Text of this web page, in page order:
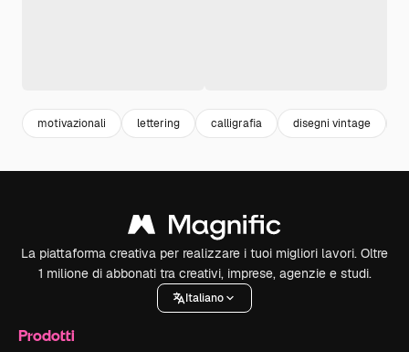
motivazionali lettering calligrafia disegni vintage
La piattaforma creativa per realizzare i tuoi migliori lavori. Oltre
1 milione di abbonati tra creativi, imprese, agenzie e studi.
Italiano
Prodotti